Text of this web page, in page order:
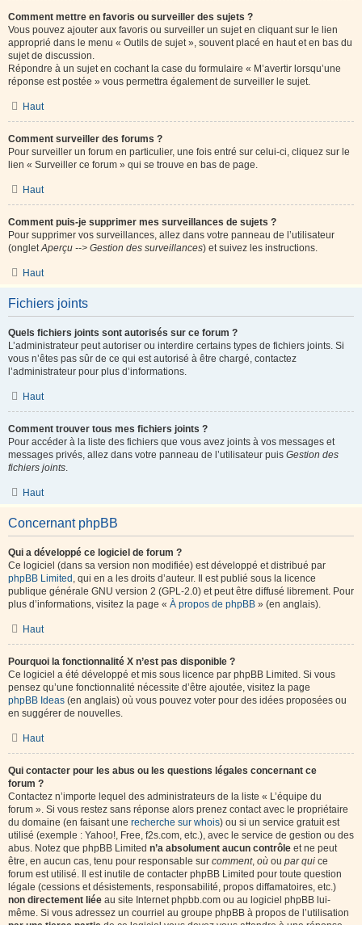
Comment mettre en favoris ou surveiller des sujets ?
Vous pouvez ajouter aux favoris ou surveiller un sujet en cliquant sur le lien
approprié dans le menu « Outils de sujet », souvent placé en haut et en bas du
sujet de discussion.
Répondre à un sujet en cochant la case du formulaire « M’avertir lorsqu’une
réponse est postée » vous permettra également de surveiller le sujet.
Haut
Comment surveiller des forums ?
Pour surveiller un forum en particulier, une fois entré sur celui-ci, cliquez sur le
lien « Surveiller ce forum » qui se trouve en bas de page.
Haut
Comment puis-je supprimer mes surveillances de sujets ?
Pour supprimer vos surveillances, allez dans votre panneau de l’utilisateur
(ongletAperçu --> Gestion des surveillances) et suivez les instructions.
Haut
Fichiers joints
Quels fichiers joints sont autorisés sur ce forum ?
L’administrateur peut autoriser ou interdire certains types de fichiers joints. Si
vous n’êtes pas sûr de ce qui est autorisé à être chargé, contactez
l’administrateur pour plus d’informations.
Haut
Comment trouver tous mes fichiers joints ?
Pour accéder à la liste des fichiers que vous avez joints à vos messages et
messages privés, allez dans votre panneau de l’utilisateur puis Gestion des
fichiers joints.
Haut
Concernant phpBB
Qui a développé ce logiciel de forum ?
Ce logiciel (dans sa version non modifiée) est développé et distribué par
phpBB Limited , qui en a les droits d’auteur. Il est publié sous la licence
publique générale GNU version 2 (GPL-2.0) et peut être diffusé librement. Pour
plus d’informations, visitez la page « À propos de phpBB » (en anglais).
Haut
Pourquoi la fonctionnalité X n’est pas disponible ?
Ce logiciel a été développé et mis sous licence par phpBB Limited. Si vous
pensez qu’une fonctionnalité nécessite d’être ajoutée, visitez la page
phpBB Ideas (en anglais) où vous pouvez voter pour des idées proposées ou
en suggérer de nouvelles.
Haut
Qui contacter pour les abus ou les questions légales concernant ce
forum ?
Contactez n’importe lequel des administrateurs de la liste « L’équipe du
forum ». Si vous restez sans réponse alors prenez contact avec le propriétaire
du domaine (en faisant une recherche sur whois) ou si un service gratuit est
utilisé (exemple : Yahoo!, Free, f2s.com, etc.), avec le service de gestion ou des
abus. Notez que phpBB Limited n’a absolument aucun contrôle et ne peut
être, en aucun cas, tenu pour responsable sur comment, où ou par qui ce
forum est utilisé. Il est inutile de contacter phpBB Limited pour toute question
légale (cessions et désistements, responsabilité, propos diffamatoires, etc.)
non directement liée au site Internet phpbb.com ou au logiciel phpBB lui-
même. Si vous adressez un courriel au groupe phpBB à propos de l’utilisation